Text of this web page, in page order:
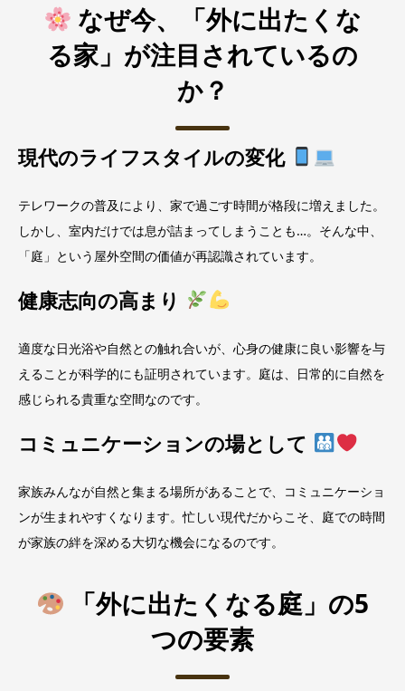
なぜ今、「外に出たくな
る家」が注目されているの
か？
現代のライフスタイルの変化
テレワークの普及により、家で過ごす時間が格段に増えました。
しかし、室内だけでは息が詰まってしまうことも…。そんな中、
「庭」という屋外空間の価値が再認識されています。
健康志向の高まり
適度な日光浴や自然との触れ合いが、心身の健康に良い影響を与
えることが科学的にも証明されています。庭は、日常的に自然を
感じられる貴重な空間なのです。
コミュニケーションの場として
家族みんなが自然と集まる場所があることで、コミュニケーショ
ンが生まれやすくなります。忙しい現代だからこそ、庭での時間
が家族の絆を深める大切な機会になるのです。
「外に出たくなる庭」の5
つの要素